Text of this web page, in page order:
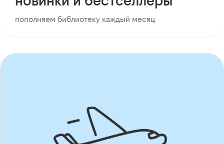
пополняем библиотеку каждый месяц